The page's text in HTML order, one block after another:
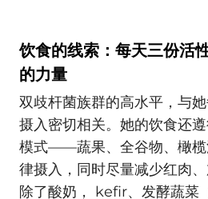
饮食的线索：每天三份活
的力量
双歧杆菌族群的高水平，与
摄入密切相关。她的饮食还
模式——蔬果、全谷物、橄榄
律摄入，同时尽量减少红肉、
除了酸奶， kefir、发酵蔬菜